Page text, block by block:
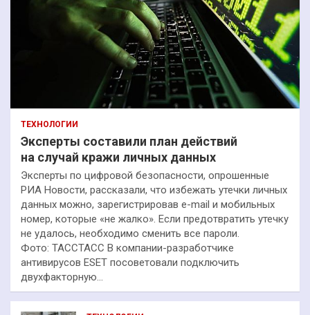
ТЕХНОЛОГИИ
Эксперты составили план действий
на случай кражи личных данных
Эксперты по цифровой безопасности, опрошенные
РИА Новости, рассказали, что избежать утечки личных
данных можно, зарегистрировав e-mail и мобильных
номер, которые «не жалко». Если предотвратить утечку
не удалось, необходимо сменить все пароли.
Фото: ТАССТАСС В компании-разработчике
антивирусов ESET посоветовали подключить
двухфакторную…